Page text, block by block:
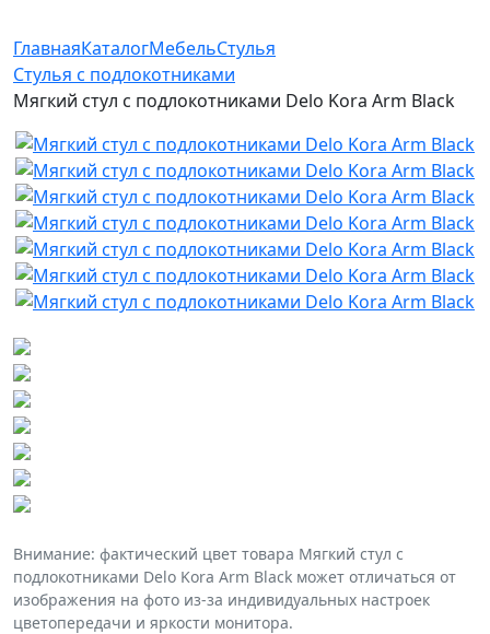
ГлавнаяКаталогМебельСтулья
Стулья с подлокотниками
Мягкий стул с подлокотниками Delo Kora Arm Black
Внимание: фактический цвет товара Мягкий стул с
подлокотниками Delo Kora Arm Black может отличаться от
изображения на фото из-за индивидуальных настроек
цветопередачи и яркости монитора.